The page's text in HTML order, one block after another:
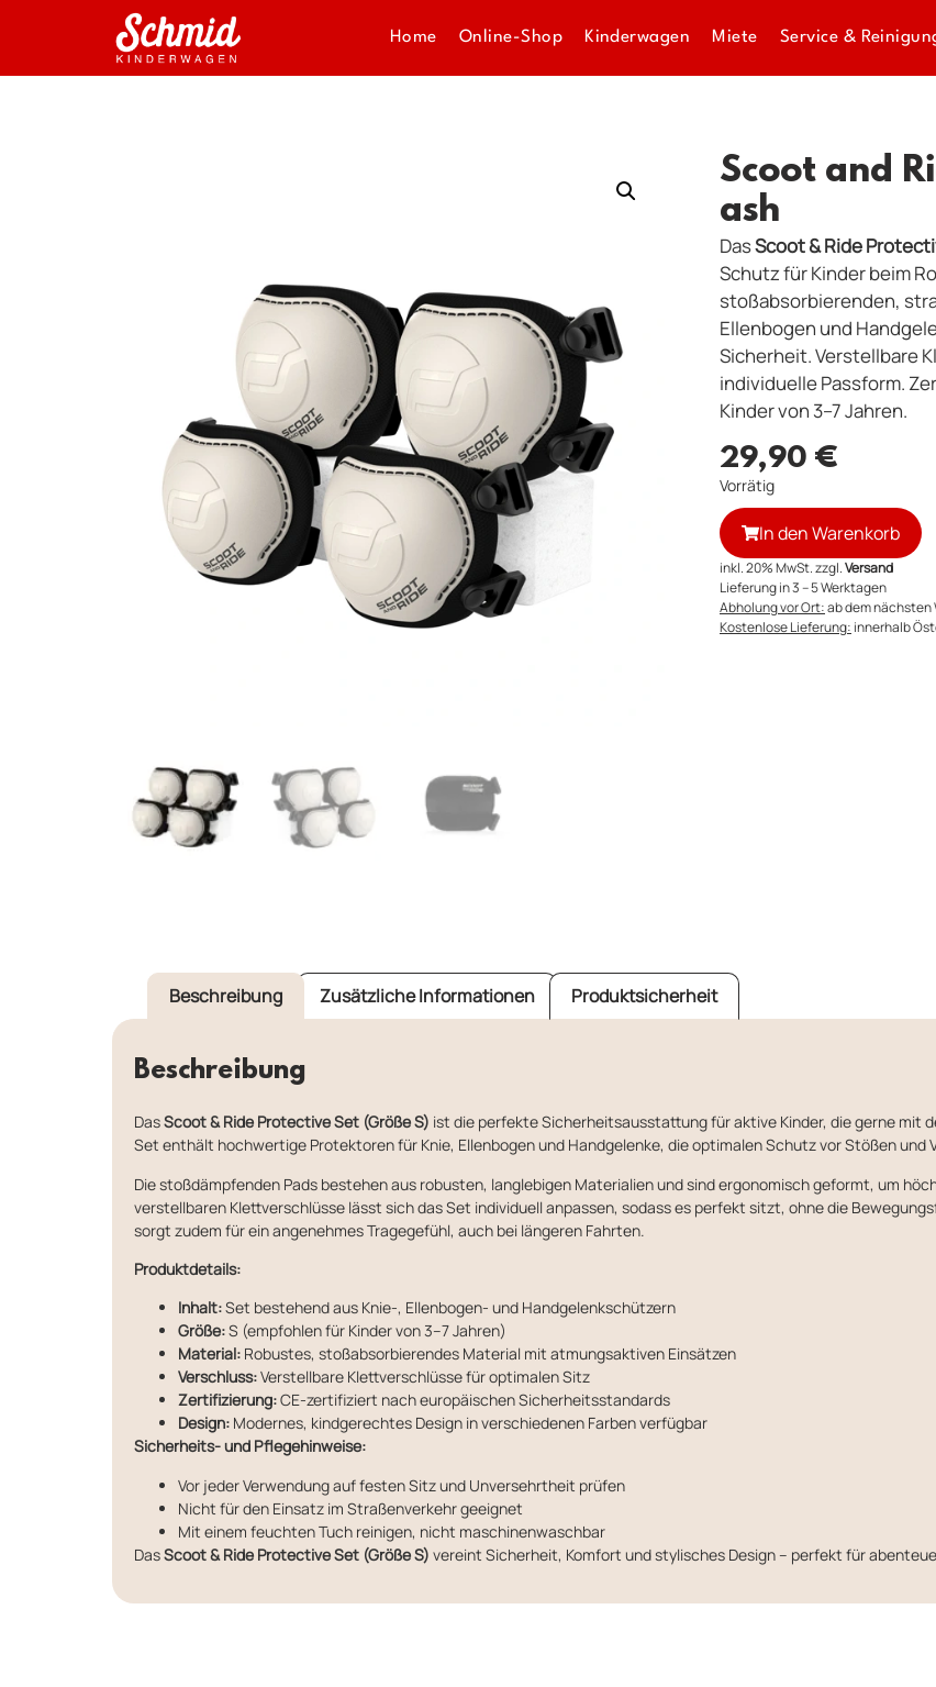
Home Online-Shop Kinderwagen Miete Service &
Scoot and
ash
DasScoot & Ride
Schutz für Kinder beim
stoßabsorbierenden,
Ellenbogen und
Sicherheit. Verstellbare
individuelle Passform.
Kinder von 3–7 Jahren.
29,90 €
Vorrätig
In den Warenkorb
inkl. 20% MwSt. zzgl.Versand
Lieferung in 3 – 5 Werktagen
Abholung vor Ort:ab dem nächsten
Kostenlose Lieferung: innerhalb
Beschreibung Zusätzliche Informationen Produktsicherheit
Beschreibung
DasScoot & Ride Protective Set (Größe S) ist die perfekte Sicherheitsausstattung für aktive Kinder, die gerne mit
Set enthält hochwertige Protektoren für Knie, Ellenbogen und Handgelenke, die optimalen Schutz vor Stößen und
Die stoßdämpfenden Pads bestehen aus robusten, langlebigen Materialien und sind ergonomisch geformt, um
verstellbaren Klettverschlüsse lässt sich das Set individuell anpassen, sodass es perfekt sitzt, ohne die
sorgt zudem für ein angenehmes Tragegefühl, auch bei längeren Fahrten.
Produktdetails:
Inhalt:Set bestehend aus Knie-, Ellenbogen- und Handgelenkschützern
Größe:S (empfohlen für Kinder von 3–7 Jahren)
Material: Robustes, stoßabsorbierendes Material mit atmungsaktiven Einsätzen
Verschluss:Verstellbare Klettverschlüsse für optimalen Sitz
Zertifizierung:CE-zertifiziert nach europäischen Sicherheitsstandards
Design: Modernes, kindgerechtes Design in verschiedenen Farben verfügbar
Sicherheits- und Pflegehinweise:
Vor jeder Verwendung auf festen Sitz und Unversehrtheit prüfen
Nicht für den Einsatz im Straßenverkehr geeignet
Mit einem feuchten Tuch reinigen, nicht maschinenwaschbar
DasScoot & Ride Protective Set (Größe S) vereint Sicherheit, Komfort und stylisches Design – perfekt für